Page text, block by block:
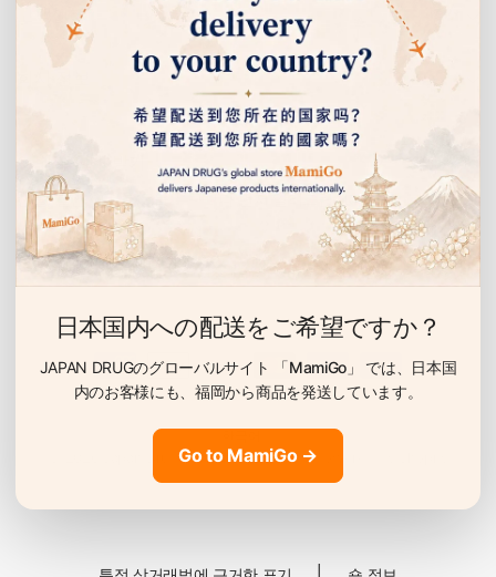
#볼타렌 #보루타렌 #제2세대진통제 #관절염 #근육통 #
요통 #어깨결림 #어깨뭉침 #타박상 #파스 #일본파스 #싯
뿌 #습포 #싯푸 #물파스 #겔파스
日本国内への配送をご希望ですか？
JAPAN DRUGのグローバルサイト 「MamiGo」
では、日本国
内のお客様にも、福岡から商品を発送しています。
Go to MamiGo →
고객센터
선물, 할인 이벤트 등을 누구보다 먼저 알려드립니다.
이
일
국
가
/
© 2026 Japan Drug, All rights reserved. Powered by Shopify